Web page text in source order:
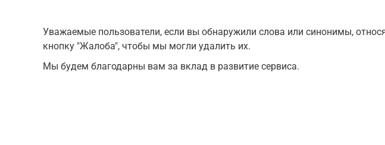
Уважаемые пользователи, если вы обнаружили слова или синонимы,
кнопку "Жалоба", чтобы мы могли удалить их.
Мы будем благодарны вам за вклад в развитие сервиса.